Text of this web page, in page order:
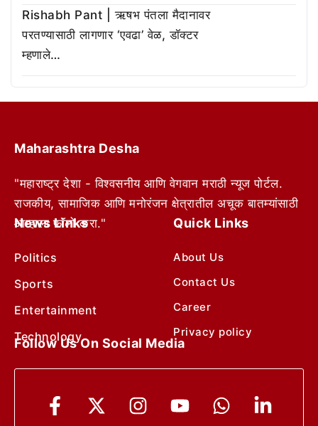
Rishabh Pant | ऋषभ पंतला मैदानावर
परतण्यासाठी लागणार ‘एवढा’ वेळ, डॉक्टर
म्हणाले…
Maharashtra Desha
"महाराष्ट्र देशा - विश्वसनीय आणि वेगवान मराठी न्यूज पोर्टल.
राजकीय, सामाजिक आणि मनोरंजन क्षेत्रातील अचूक बातम्यांसाठी
आम्हाला फॉलो करा."
News Links
Politics
Sports
Entertainment
Technology
Quick Links
About Us
Contact Us
Career
Privacy policy
Follow Us On Social Media